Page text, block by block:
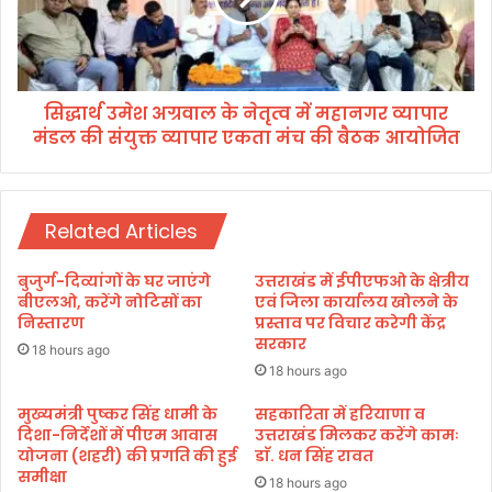
कि
ए
जा
डी
म
श
अ
ग्र
वा
में
म
हा
न
ग
र
र
मं
ड
ल
सिद्धार्थ उमेश अग्रवाल के नेतृत्व में महानगर व्यापार
मंडल की संयुक्त व्यापार एकता मंच की बैठक आयोजित
Related Articles
बुजुर्ग-दिव्यांगों के घर जाएंगे
बीएलओ, करेंगे नोटिसों का
निस्तारण
18 hours ago
उत्तराखंड में ईपीएफओ के क्षेत्रीय
एवं जिला कार्यालय खोलने के
प्रस्ताव पर विचार करेगी केंद्र
सरकार
18 hours ago
मुख्यमंत्री पुष्कर सिंह धामी के
दिशा-निर्देशों में पीएम आवास
योजना (शहरी) की प्रगति की हुई
समीक्षा
सहकारिता में हरियाणा व
उत्तराखंड मिलकर करेंगे कामः
डाॅ. धन सिंह रावत
18 hours ago